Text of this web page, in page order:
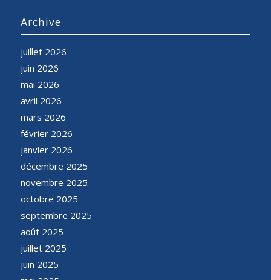
Archive
juillet 2026
juin 2026
mai 2026
avril 2026
mars 2026
février 2026
janvier 2026
décembre 2025
novembre 2025
octobre 2025
septembre 2025
août 2025
juillet 2025
juin 2025